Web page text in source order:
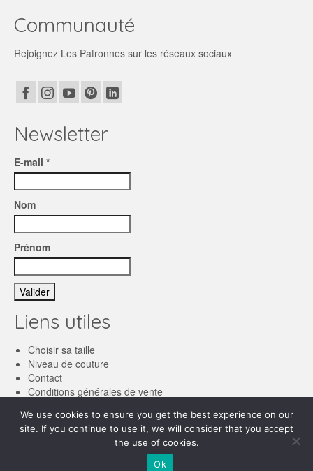
Communauté
Rejoignez Les Patronnes sur les réseaux sociaux
Newsletter
E-mail *
Nom
Prénom
Liens utiles
Choisir sa taille
Niveau de couture
Contact
Conditions générales de vente
We use cookies to ensure you get the best experience on our
site. If you continue to use it, we will consider that you accept
the use of cookies.
Ok